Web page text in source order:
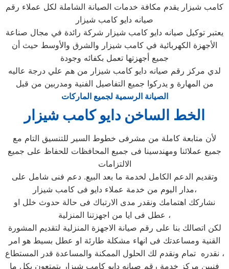
كامب شيزار يقدم مكافة خدمات الصيانة الشاملة لكل عملاء رقم
صيانه دايو كامب شيزار
يعتبر توكيل صيانه دايو كامب شيزار شركة رائدة في مجال صناعة
الأجهزة الكهربائية في كامب شيزار والشرق والأوسط حيث أن
جميع أجهزتها تعمل بكفائه وجودة
لدي مركز رقم صيانه دايو كامب شيزار من هم علي درجة عاليه
من المهارة و يدركوا جميع التفاصيل الفنية ومدربين من قبل
الصيانة الرسمية لجميع الماركات
الخط الساخن دايو كامب شيزار
لأن متابعة كاملة من مشرفى خطوط السير للتنسيق التام مع
جميع عملائنا ومهندسينا فى جميع المحافظات للحفاظ على جميع
الالتزامات
وتقديم الدعم الكامل لخدمة ما بعد البيع. دعم فنى شامل على
مدار اليوم من خدمة عملاء دايو فى كامب شيزار،
نشاركك اهتمامك ونقدر مدى الارتباك فى حالة حدوث خلل او
عطل فى ايا من اجهزتنا المنزلية ،
لكن اتصالك بنا على رقم صيانة الاجهزة المنزلية لتقديم المشورة
القنية ومساعدتك فى انهاء مشكلة طارئة او عطل بسيط هو امر
نقدره تمام ونقدم لك الحلول الممكنة والمساعدة قدر المستطاع ،
فنيين مركز خدمة رقم صيانه دايو كامب شيزار يتمتعون بكل ما